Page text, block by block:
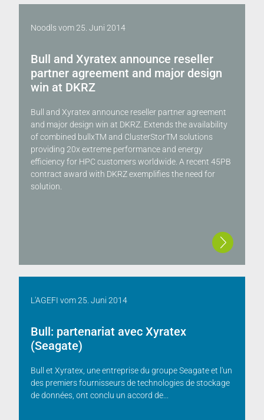
Noodlsvom25. Juni 2014
Bull and Xyratex announce reseller
partner agreement and major design
win at DKRZ
Bull and Xyratex announce reseller partner agreement
and major design win at DKRZ. Extends the availability
of combined bullxTM and ClusterStorTM solutions
providing 20x extreme performance and energy
efficiency for HPC customers worldwide. A recent 45PB
contract award with DKRZ exemplifies the need for
solution.
L'AGEFI vom25. Juni 2014
Bull: partenariat avec Xyratex
(Seagate)
Bull et Xyratex, une entreprise du groupe Seagate et l'un
des premiers fournisseurs de technologies de stockage
de données, ont conclu un accord de...